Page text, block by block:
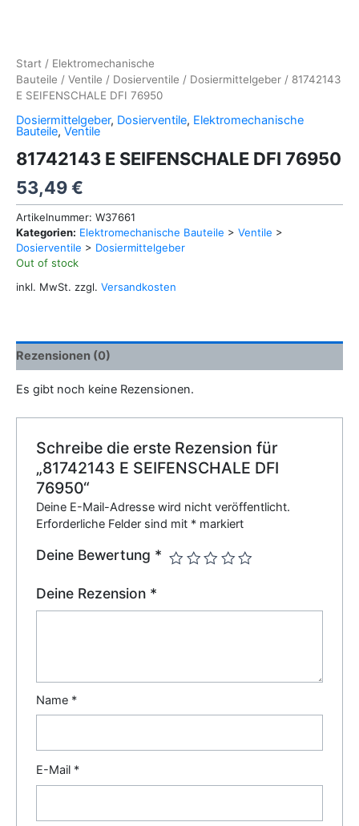
Start / Elektromechanische
Bauteile / Ventile / Dosierventile / Dosiermittelgeber / 81742143
E SEIFENSCHALE DFI 76950
Dosiermittelgeber, Dosierventile, Elektromechanische
Bauteile, Ventile
81742143 E SEIFENSCHALE DFI 76950
53,49€
Artikelnummer: W37661
Kategorien: Elektromechanische Bauteile > Ventile >
Dosierventile > Dosiermittelgeber
Out of stock
inkl. MwSt. zzgl. Versandkosten
Rezensionen (0)
Es gibt noch keine Rezensionen.
Schreibe die erste Rezension für
„81742143 E SEIFENSCHALE DFI
76950“
Deine E-Mail-Adresse wird nicht veröffentlicht.
Erforderliche Felder sind mit * markiert
Deine Bewertung *
Deine Rezension *
Name *
E-Mail *